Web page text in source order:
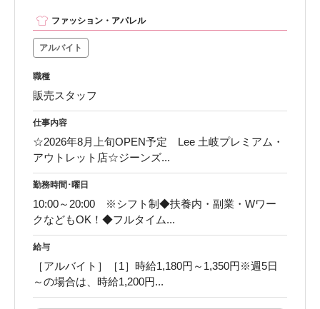
ファッション・アパレル
アルバイト
職種
販売スタッフ
仕事内容
☆2026年8月上旬OPEN予定 Lee 土岐プレミアム・
アウトレット店☆ジーンズ...
勤務時間･曜日
10:00～20:00 ※シフト制◆扶養内・副業・Wワー
クなどもOK！◆フルタイム...
給与
［アルバイト］［1］時給1,180円～1,350円※週5日
～の場合は、時給1,200円...